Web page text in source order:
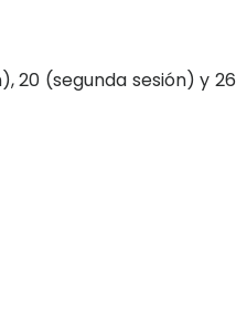
20 (segunda sesión) y 26